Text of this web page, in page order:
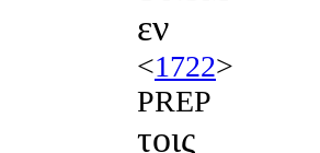
εν
<1722>
PREP
τοις